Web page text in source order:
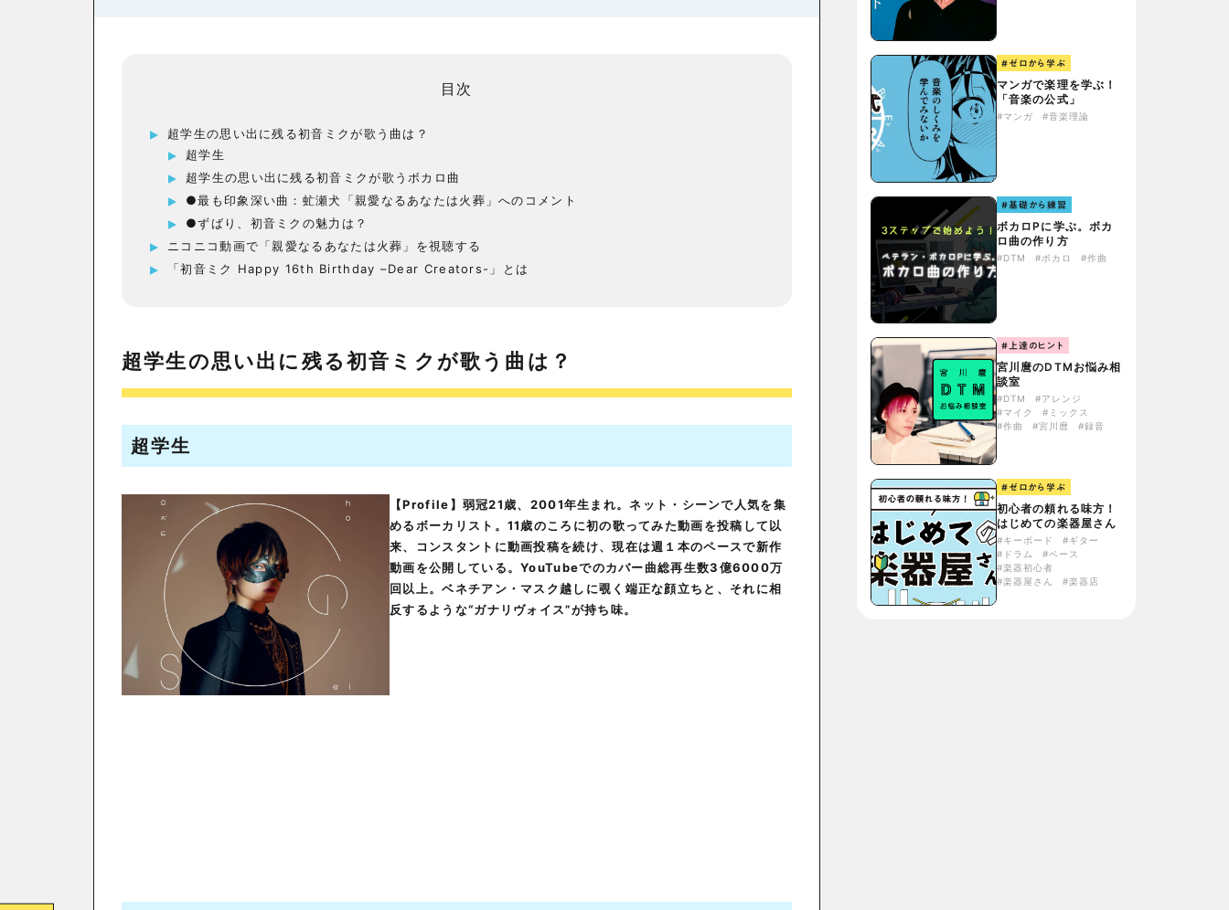
目次
超学生の思い出に残る初音ミクが歌う曲は？
超学生
超学生の思い出に残る初音ミクが歌うボカロ曲
●最も印象深い曲：虻瀬犬「親愛なるあなたは火葬」へのコメント
●ずばり、初音ミクの魅力は？
ニコニコ動画で「親愛なるあなたは火葬」を視聴する
「初音ミク Happy 16th Birthday –Dear Creators-」とは
超学生の思い出に残る初音ミクが歌う曲は？
超学生
【Profile】弱冠21歳、2001年生まれ。ネット・シーンで人気を集
めるボーカリスト。11歳のころに初の歌ってみた動画を投稿して以
来、コンスタントに動画投稿を続け、現在は週１本のペースで新作
動画を公開している。YouTubeでのカバー曲総再生数3億6000万
回以上。ベネチアン・マスク越しに覗く端正な顔立ちと、それに相
反するような“ガナリヴォイス”が持ち味。
#ゼロから学ぶ
マンガで楽理を学ぶ！
「音楽の公式」
#マンガ #音楽理論
#基礎から練習
ボカロPに学ぶ。ボカ
ロ曲の作り方
#DTM #ボカロ #作曲
#上達のヒント
宮川麿のDTMお悩み相
談室
#DTM
#アレンジ
#マイク
#ミックス
#作曲
#宮川麿 #録音
#ゼロから学ぶ
初心者の頼れる味方！
はじめての楽器屋さん
#キーボード
#ギター
#ドラム
#ベース
#楽器初心者
#楽器屋さん
#楽器店